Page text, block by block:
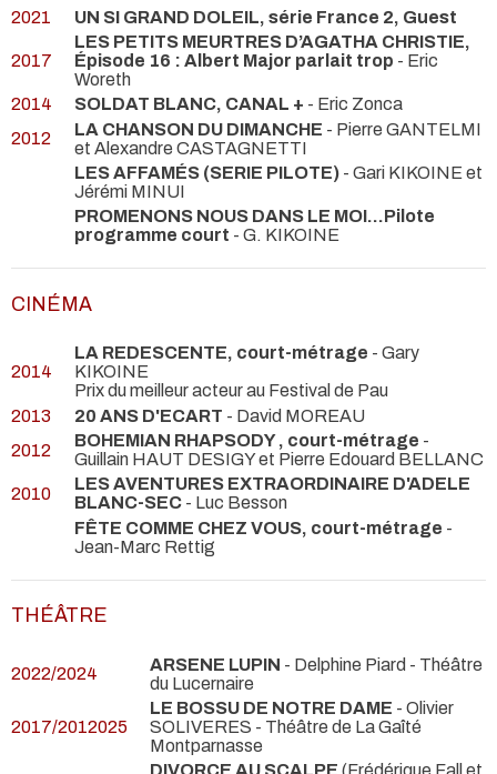
2021 UN SI GRAND DOLEIL, série France 2, Guest
2017
LES PETITS MEURTRES D’AGATHA CHRISTIE,
Épisode 16 : Albert Major parlait trop - Eric
Woreth
2014
SOLDAT BLANC, CANAL + - Eric Zonca
2012
LA CHANSON DU DIMANCHE - Pierre GANTELMI
et Alexandre CASTAGNETTI
LES AFFAMÉS (SERIE PILOTE) - Gari KIKOINE et
Jérémi MINUI
PROMENONS NOUS DANS LE MOI...Pilote
programme court - G. KIKOINE
CINÉMA
2014
LA REDESCENTE, court-métrage - Gary
KIKOINE
Prix du meilleur acteur au Festival de Pau
2013
20 ANS D'ECART - David MOREAU
2012
BOHEMIAN RHAPSODY , court-métrage -
Guillain HAUT DESIGY et Pierre Edouard BELLANC
2010
LES AVENTURES EXTRAORDINAIRE D'ADELE
BLANC-SEC - Luc Besson
FÊTE COMME CHEZ VOUS, court-métrage -
Jean-Marc Rettig
THÉÂTRE
2022/2024 ARSENE LUPIN - Delphine Piard - Théâtre
du Lucernaire
2017/2012025
LE BOSSU DE NOTRE DAME - Olivier
SOLIVERES - Théâtre de La Gaîté
Montparnasse